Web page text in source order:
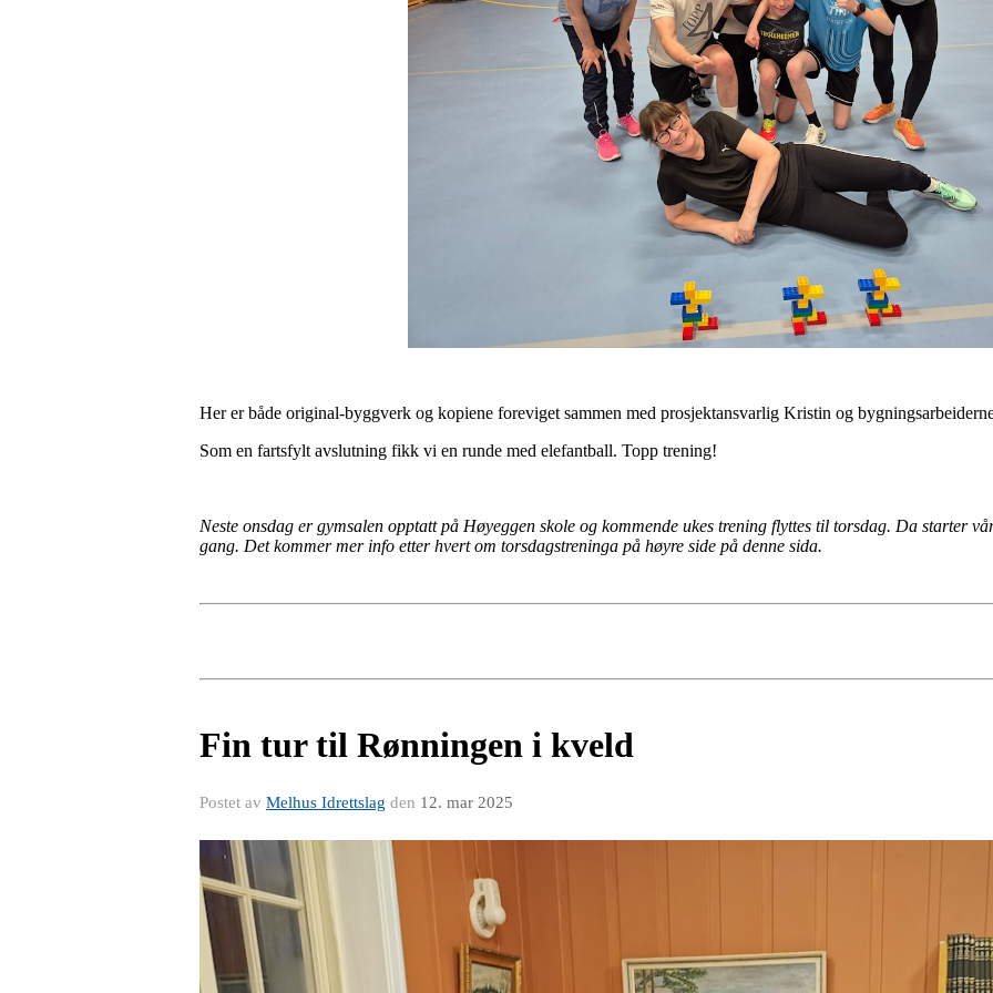
Her er både original-byggverk og kopiene foreviget sammen med prosjektansvarlig Kristin og
Som en fartsfylt avslutning fikk vi en runde med elefantball. Topp trening!
Neste onsdag er gymsalen opptatt på Høyeggen skole og kommende ukes trening flyttes til torsdag. Da starter
gang. Det kommer mer info etter hvert om torsdagstreninga på høyre side på denne sida.
Fin tur til Rønningen i kveld
Postet av Melhus Idrettslag den 12. mar 2025